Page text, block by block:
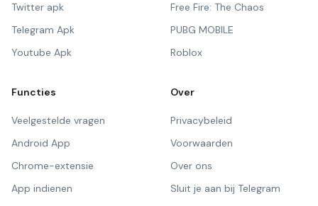
Twitter apk
Telegram Apk
Youtube Apk
Free Fire: The Chaos
PUBG MOBILE
Roblox
Functies
Veelgestelde vragen
Android App
Chrome-extensie
App indienen
Over
Privacybeleid
Voorwaarden
Over ons
Sluit je aan bij Telegram